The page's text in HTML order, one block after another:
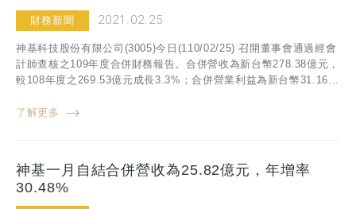
財務新聞 2021.02.25
神基科技股份有限公司(3005)今日(110/02/25) 召開董事會通過經會
計師查核之109年度合併財務報告。合併營收為新台幣278.38億元，
較108年度之269.53億元成長3.3%；合併營業利益為新台幣31.16...
了解更多
神基一月自結合併營收為25.82億元，年增率
30.48%